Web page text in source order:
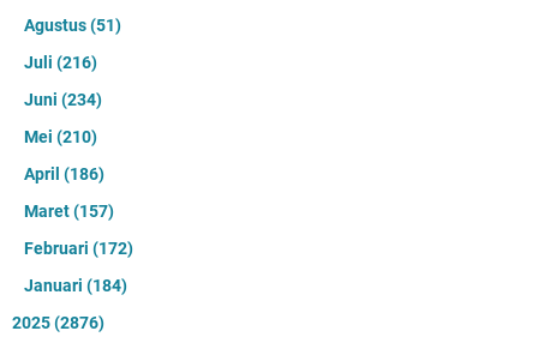
Agustus(51)
Juli (216)
Juni (234)
Mei (210)
April (186)
Maret(157)
Februari (172)
Januari (184)
2025(2876)